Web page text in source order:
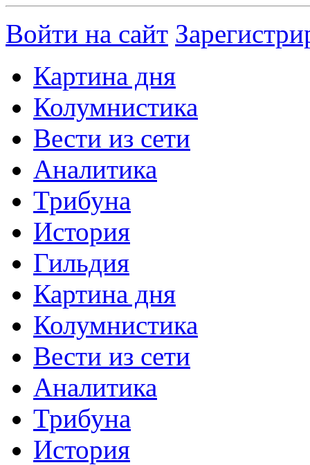
Войти на сайт
Картина дня
Колумнистика
Вести из сети
Аналитика
Трибуна
История
Гильдия
Картина дня
Колумнистика
Вести из сети
Аналитика
Трибуна
История